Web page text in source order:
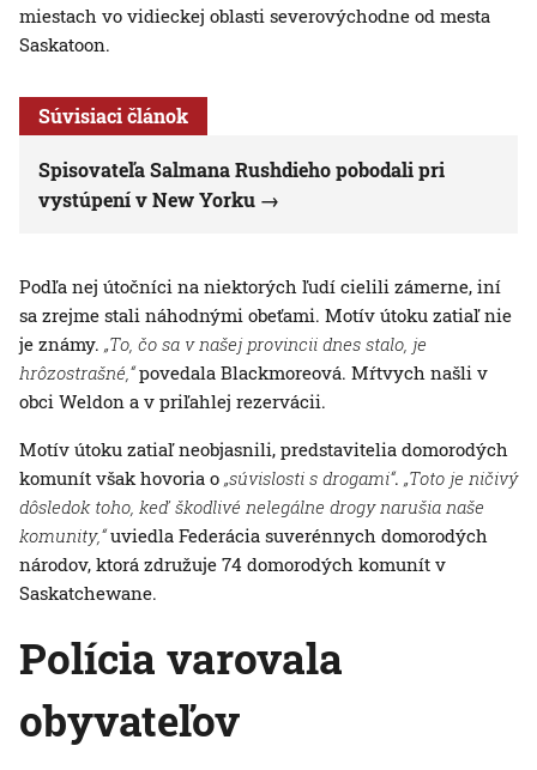
miestach vo vidieckej oblasti severovýchodne od mesta
Saskatoon.
Súvisiaci článok
Spisovateľa Salmana Rushdieho pobodali pri
vystúpení v New Yorku
Podľa nej útočníci na niektorých ľudí cielili zámerne, iní
sa zrejme stali náhodnými obeťami. Motív útoku zatiaľ nie
je známy. „To, čo sa v našej provincii dnes stalo, je
hrôzostrašné,“povedala Blackmoreová. Mŕtvych našli v
obci Weldon a v priľahlej rezervácii.
Motív útoku zatiaľ neobjasnili, predstavitelia domorodých
komunít však hovoria o „súvislosti s drogami“. „Toto je ničivý
dôsledok toho, keď škodlivé nelegálne drogy narušia naše
komunity,“uviedla Federácia suverénnych domorodých
národov, ktorá združuje 74 domorodých komunít v
Saskatchewane.
Polícia varovala
obyvateľov